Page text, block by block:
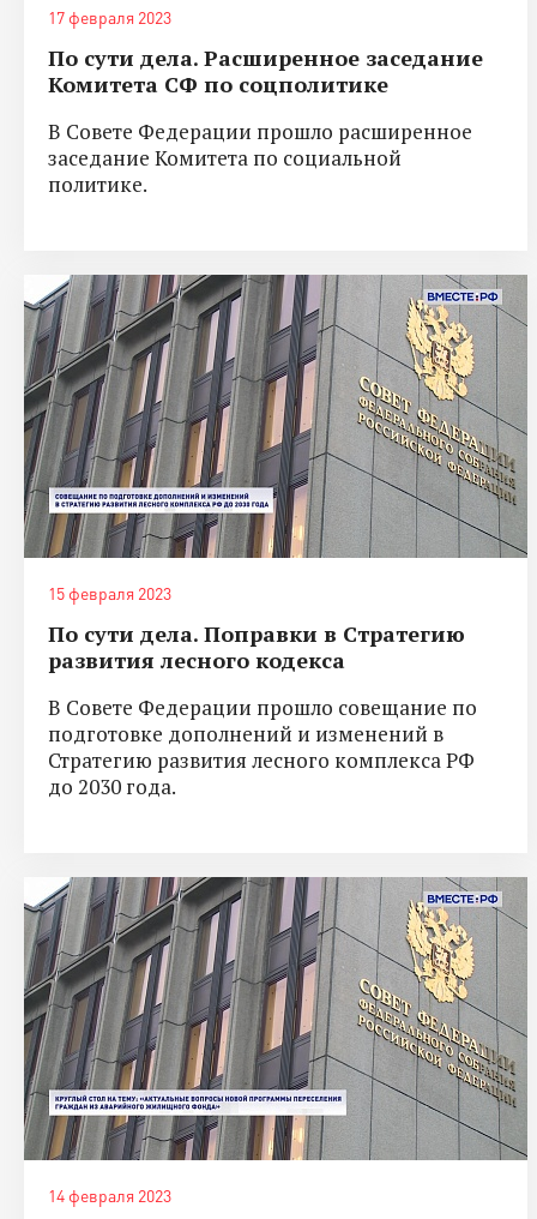
17 февраля 2023
По сути дела. Расширенное заседание
Комитета СФ по соцполитике
В Совете Федерации прошло расширенное
заседание Комитета по социальной
политике.
15 февраля 2023
По сути дела. Поправки в Стратегию
развития лесного кодекса
В Совете Федерации прошло совещание по
подготовке дополнений и изменений в
Стратегию развития лесного комплекса РФ
до 2030 года.
14 февраля 2023